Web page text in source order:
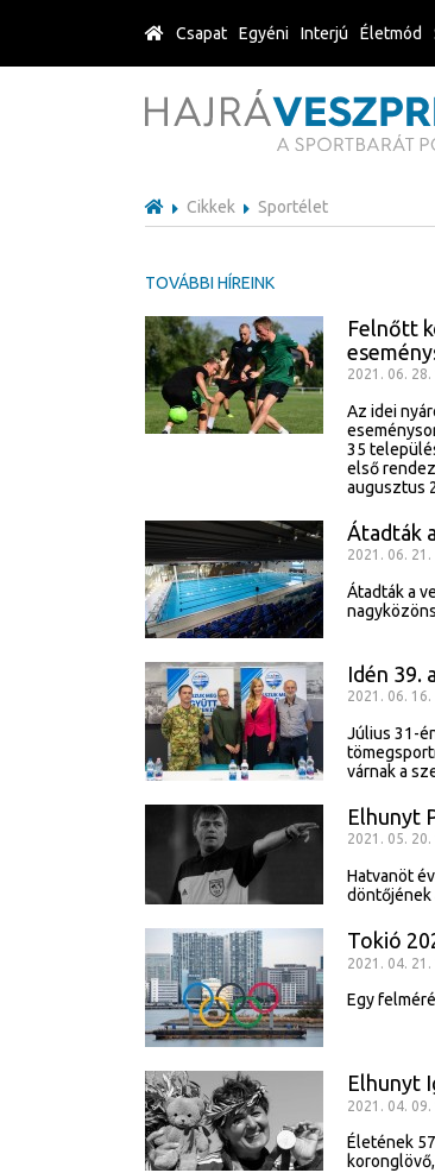
Cikkek Sportélet
TOVÁBBI HÍREINK
Felnőtt
2021. 06. 28.
Az idei
35
első
augusztus
Átadták
2021. 06. 21.
Átadták a
Idén 39.
2021. 06. 16.
Július 31-
várnak a
Elhunyt
2021. 05. 20.
Hatvanöt
döntőjének
Tokió
2021. 04. 21.
Egy
Elhunyt
2021. 04. 09.
Életének
Csapat Egyéni Interjú Életmód